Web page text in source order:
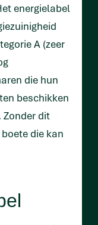
energielabel
A (zeer
die hun
beschikken
Zonder dit
die kan